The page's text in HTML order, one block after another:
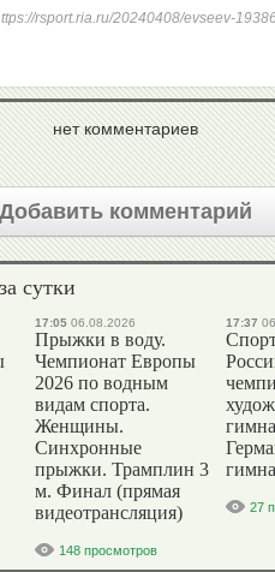
rsport.ria.ru/20240408/evseev-
нет комментариев
Добавить комментарий
сутки
17:05 06.08.2026
Прыжки в воду.
Чемпионат Европы
2026 по водным
видам спорта.
Женщины.
Синхронные
прыжки. Трамплин 3
м. Финал (прямая
видеотрансляция)
148 просмотров
17:37
гимна
27